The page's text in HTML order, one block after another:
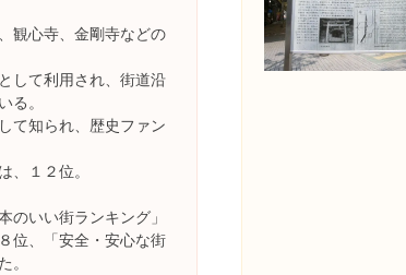
観心寺、金剛寺などの
して利用され、街道沿
る。
て知られ、歴史ファン
、１２位。
のいい街ランキング」
位、「安全・安心な街
。